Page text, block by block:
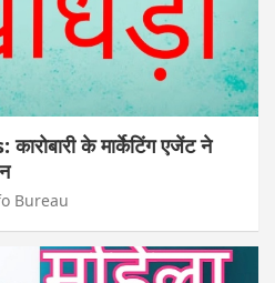
के मार्केटिंग एजेंट ने
Bureau